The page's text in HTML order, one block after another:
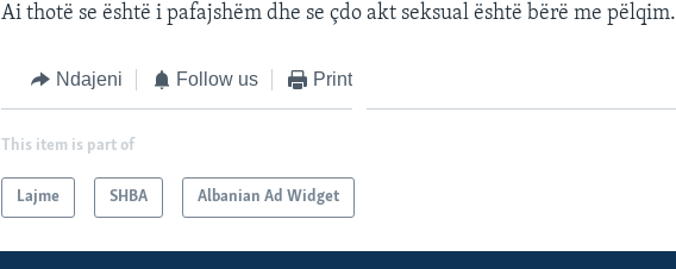
Ai thotë se është i pafajshëm dhe se çdo akt seksual është bërë me pëlqim.
Ndajeni Follow us Print
This item is part of
Lajme SHBA Albanian Ad Widget